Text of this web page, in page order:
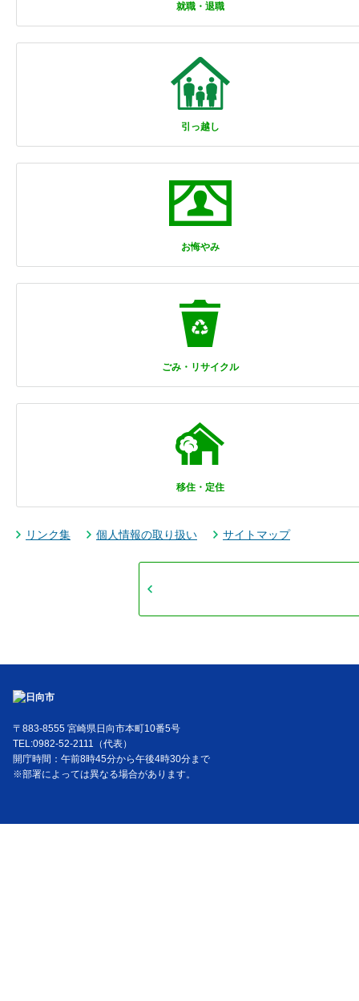
就職・退職
引っ越し
お悔やみ
ごみ・リサイクル
移住・定住
リンク集 個人情報の取り扱い サイトマップ
〒883-8555 宮崎県日向市本町10番5号
TEL:0982-52-2111（代表）
開庁時間：午前8時45分から午後4時30分まで
※部署によっては異なる場合があります。